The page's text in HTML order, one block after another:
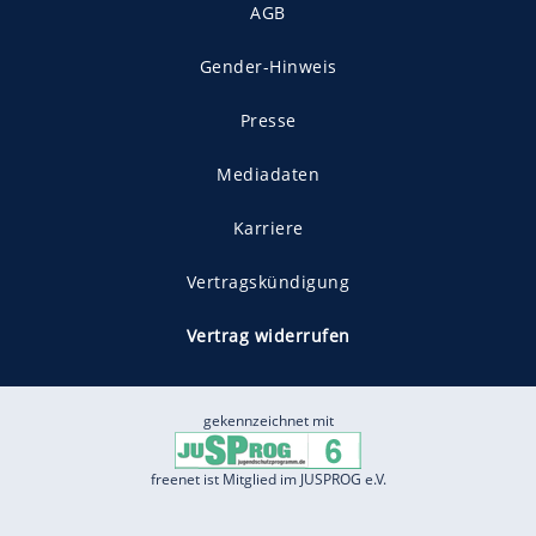
AGB
Gender-Hinweis
Presse
Mediadaten
Karriere
Vertragskündigung
Vertrag widerrufen
gekennzeichnet mit
freenet ist Mitglied im JUSPROG e.V.